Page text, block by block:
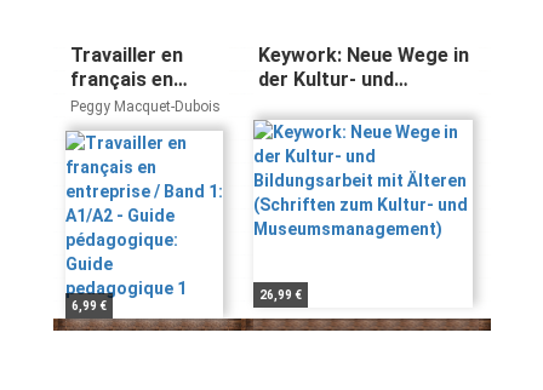
Travailler en
français en
entreprise /
Band 1: A1/A2 -
Guide
pédagogique:
Guide
pedagogique 1
Peggy Macquet-Dubois
6,99 €
Keywork: Neue Wege in
der Kultur- und
Älteren (Schriften zum
Kultur- und
Museumsmanagement)
26,99 €